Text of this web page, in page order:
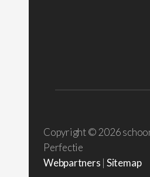
Copyright © 2026
Perfectie
Webpartners | Sitemap